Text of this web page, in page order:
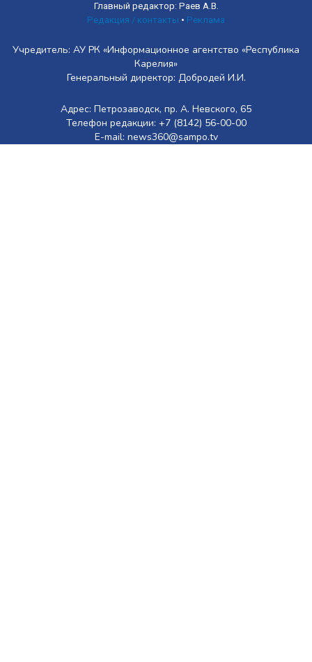
Главный редактор: Раев А.В.
Редакция / контакты • Реклама
Учредитель: АУ РК «Информационное агентство «Республика
Карелия»
Генеральный директор: Добродей И.И.
Адрес: Петрозаводск, пр. А. Невского, 65
Телефон редакции: +7 (8142) 56-00-00
E-mail: news360@sampo.tv